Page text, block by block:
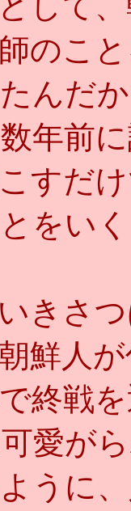
のこ
んだ
年前
すだ
をい
きさ
鮮人
終戦
愛が
うに